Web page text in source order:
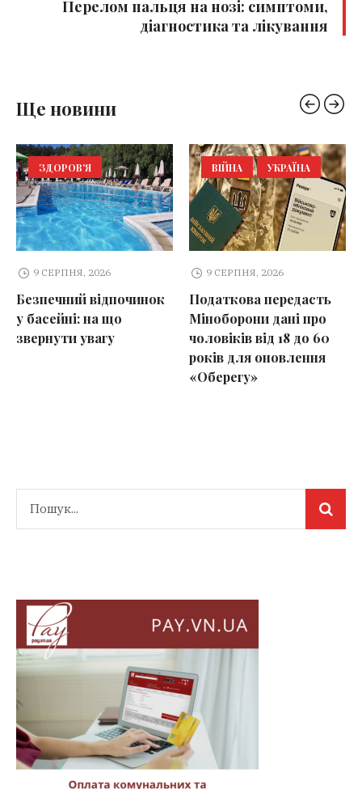
Перелом пальця на нозі: симптоми,
діагностика та лікування
Ще новини
ЗДОРОВ'Я
9 СЕРПНЯ, 2026
Безпечний відпочинок
у басейні: на що
звернути увагу
ВІЙНА УКРАЇНА
9 СЕРПНЯ, 2026
Податкова передасть
Міноборони дані про
чоловіків від 18 до 60
років для оновлення
«Оберегу»